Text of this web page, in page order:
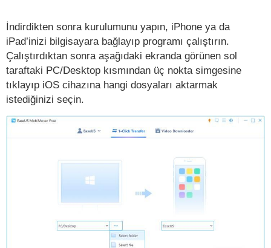
İndirdikten sonra kurulumunu yapın, iPhone ya da
iPad’inizi bilgisayara bağlayıp programı çalıştırın.
Çalıştırdıktan sonra aşağıdaki ekranda görünen sol
taraftaki PC/Desktop kısmından üç nokta simgesine
tıklayıp iOS cihazına hangi dosyaları aktarmak
istediğinizi seçin.